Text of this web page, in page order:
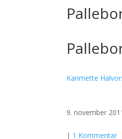
Karimette
9. november
| 1 Kommentar